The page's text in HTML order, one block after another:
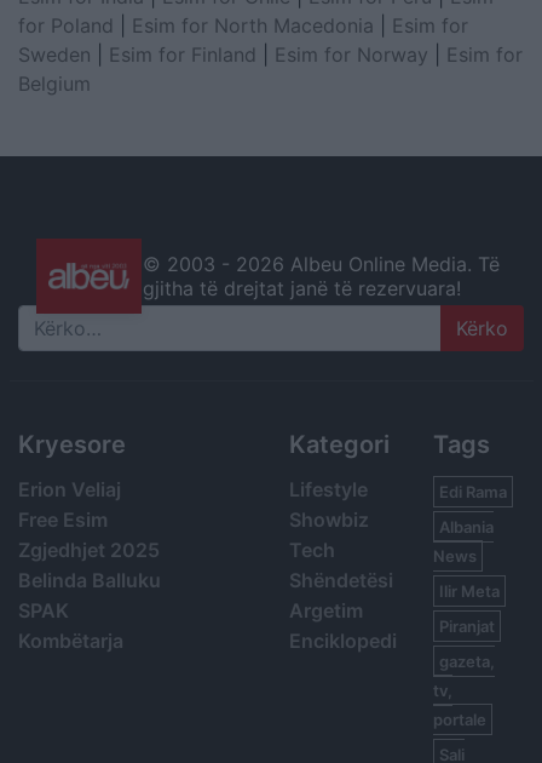
for Poland
Esim for North Macedonia
Esim for
Sweden
Esim for Finland Esim for Norway
Esim for
Belgium
© 2003 - 2026 Albeu Online Media. Të
gjitha të drejtat janë të rezervuara!
Search
Kryesore
Erion Veliaj
Free Esim
Zgjedhjet 2025
Belinda Balluku
SPAK
Kombëtarja
Kategori
Lifestyle
Showbiz
Tech
Shëndetësi
Argetim
Enciklopedi
Tags
Edi Rama
Albania
News
Ilir Meta
Piranjat
gazeta,
tv,
portale
Sali